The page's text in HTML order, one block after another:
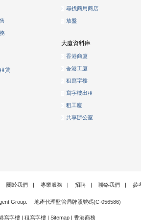
賃
尋找商用商店
放盤
大廈資料庫
香港商廈
香港工廈
租寫字樓
寫字樓出租
租工廈
共享辦公室
關於我們 | 專業服務 | 招聘 | 聯絡我們 | 參
Group. 地產代理監管局牌照號碼(C-056586)
寫字樓 | 租寫字樓 | Sitemap | 香港商務